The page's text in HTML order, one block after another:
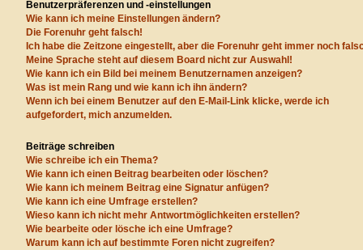
Benutzerpräferenzen und -einstellungen
Wie kann ich meine Einstellungen ändern?
Die Forenuhr geht falsch!
Ich habe die Zeitzone eingestellt, aber die Forenuhr geht immer noch
Meine Sprache steht auf diesem Board nicht zur Auswahl!
Wie kann ich ein Bild bei meinem Benutzernamen anzeigen?
Was ist mein Rang und wie kann ich ihn ändern?
Wenn ich bei einem Benutzer auf den E-Mail-Link klicke, werde ich
aufgefordert, mich anzumelden.
Beiträge schreiben
Wie schreibe ich ein Thema?
Wie kann ich einen Beitrag bearbeiten oder löschen?
Wie kann ich meinem Beitrag eine Signatur anfügen?
Wie kann ich eine Umfrage erstellen?
Wieso kann ich nicht mehr Antwortmöglichkeiten erstellen?
Wie bearbeite oder lösche ich eine Umfrage?
Warum kann ich auf bestimmte Foren nicht zugreifen?